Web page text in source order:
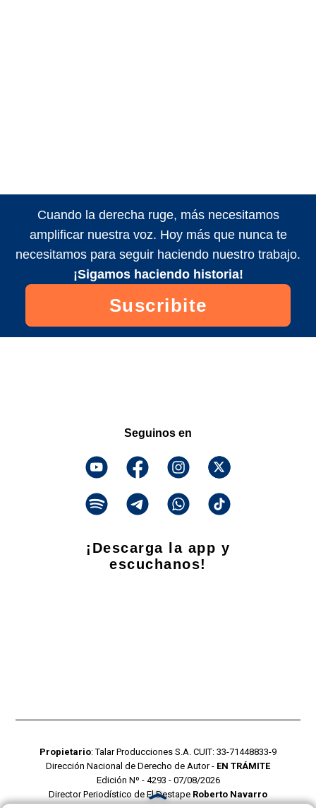
Cuando la derecha ruge, más necesitamos
amplificar nuestra voz. Hoy más que nunca te
necesitamos para seguir haciendo nuestro trabajo.
¡Sigamos haciendo historia!
Suscribite
Seguinos en
¡Descarga la app y
escuchanos!
Propietario: Talar Producciones S.A. CUIT: 33-71448833-9
Dirección Nacional de Derecho de Autor - EN TRÁMITE
Edición Nº - 4293 - 07/08/2026
Director Periodístico de El Destape Roberto Navarro